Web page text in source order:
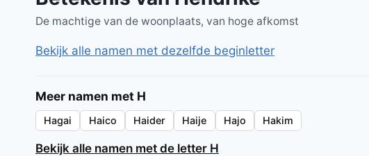
De machtige van de woonplaats, van hoge afkomst
Bekijk alle namen met dezelfde beginletter
Meer namen met H
Hagai Haico Haider Haije Hajo Hakim
Bekijk alle namen met de letter H